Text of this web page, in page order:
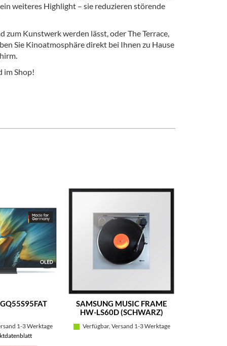
weiteres Highlight – sie reduzieren störende
Kunstwerk werden lässt, oder The Terrace,
Sie Kinoatmosphäre direkt bei Ihnen zu Hause
im Shop!
1-3 Werktage
SAMSUNG MUSIC FRAME
HW-LS60D (SCHWARZ)
Verfügbar, Versand 1-3 Werktage